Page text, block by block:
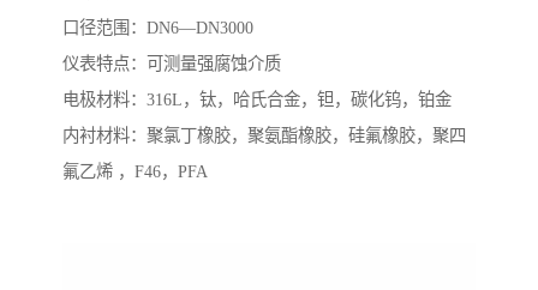
口径范围：DN6—DN3000
仪表特点：可测量强腐蚀介质
电极材料：316L，钛，哈氏合金，钽，碳化钨，铂金
内衬材料：聚氯丁橡胶，聚氨酯橡胶，硅氟橡胶，聚四
氟乙烯 ，F46，PFA